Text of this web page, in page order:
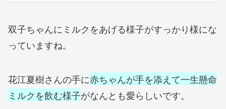
双子ちゃんにミルクをあげる様子がすっかり様にな
っていますね。
花江夏樹さんの手に赤ちゃんが手を添えて一生懸命
ミルクを飲む様子がなんとも愛らしいです。